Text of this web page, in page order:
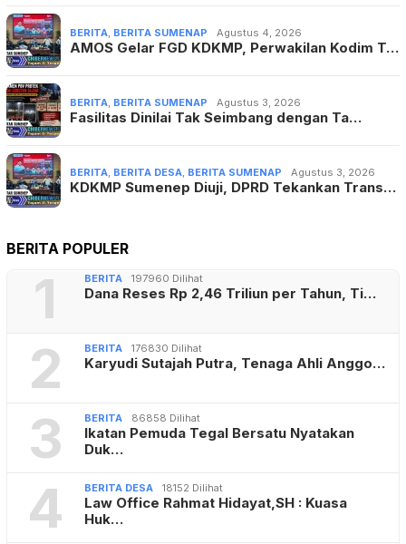
BERITA, BERITA SUMENAP Agustus 4, 2026
AMOS Gelar FGD KDKMP, Perwakilan Kodim T…
BERITA, BERITA SUMENAP Agustus 3, 2026
Fasilitas Dinilai Tak Seimbang dengan Ta…
BERITA, BERITA DESA, BERITA SUMENAP Agustus 3, 2026
KDKMP Sumenep Diuji, DPRD Tekankan Trans…
BERITA POPULER
1 BERITA 197960 Dilihat
Dana Reses Rp 2,46 Triliun per Tahun, Ti…
2 BERITA 176830 Dilihat
Karyudi Sutajah Putra, Tenaga Ahli Anggo…
3 BERITA 86858 Dilihat
Ikatan Pemuda Tegal Bersatu Nyatakan
Duk…
4 BERITA DESA 18152 Dilihat
Law Office Rahmat Hidayat,SH : Kuasa
Huk…